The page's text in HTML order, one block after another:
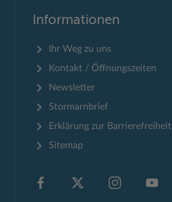
Informationen
Ihr Weg zu uns
Kontakt / Öffnungszeiten
Newsletter
Stormarnbrief
Erklärung zur Barrierefreiheit
Sitemap